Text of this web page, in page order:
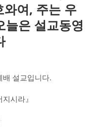
여, 주는 우
늘은 설교동영
설교입니다.
시라』